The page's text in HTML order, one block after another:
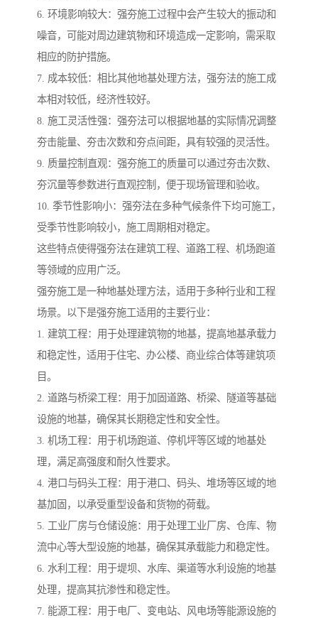
6. 环境影响较大：强夯施工过程中会产生较大的振动和
噪音，可能对周边建筑物和环境造成一定影响，需采取
相应的防护措施。
7. 成本较低：相比其他地基处理方法，强夯法的施工成
本相对较低，经济性较好。
8. 施工灵活性强：强夯法可以根据地基的实际情况调整
夯击能量、夯击次数和夯点间距，具有较强的灵活性。
9. 质量控制直观：强夯施工的质量可以通过夯击次数、
夯沉量等参数进行直观控制，便于现场管理和验收。
10. 季节性影响小：强夯法在多种气候条件下均可施工，
受季节性影响较小，施工周期相对稳定。
这些特点使得强夯法在建筑工程、道路工程、机场跑道
等领域的应用广泛。
强夯施工是一种地基处理方法，适用于多种行业和工程
场景。以下是强夯施工适用的主要行业：
1. 建筑工程：用于处理建筑物的地基，提高地基承载力
和稳定性，适用于住宅、办公楼、商业综合体等建筑项
目。
2. 道路与桥梁工程：用于加固道路、桥梁、隧道等基础
设施的地基，确保其长期稳定性和安全性。
3. 机场工程：用于机场跑道、停机坪等区域的地基处
理，满足高强度和耐久性要求。
4. 港口与码头工程：用于港口、码头、堆场等区域的地
基加固，以承受重型设备和货物的荷载。
5. 工业厂房与仓储设施：用于处理工业厂房、仓库、物
流中心等大型设施的地基，确保其承载能力和稳定性。
6. 水利工程：用于堤坝、水库、渠道等水利设施的地基
处理，提高其抗渗性和稳定性。
7. 能源工程：用于电厂、变电站、风电场等能源设施的